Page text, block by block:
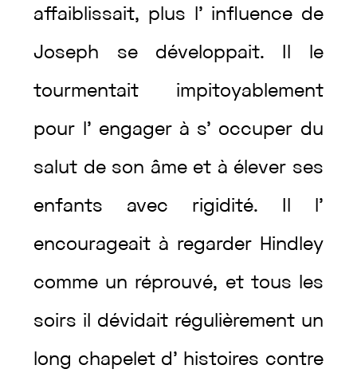
affaiblissait, plus l’ influence de
Joseph se développait. le
tourmentait impitoyablement
pour l’ engager à s’ occuper du
salut de son âme et à élever ses
enfants avec rigidité. l’
encourageait à regarder Hindley
comme un réprouvé, et tous les
soirs il dévidait régulièrement un
long chapelet d’ histoires contre